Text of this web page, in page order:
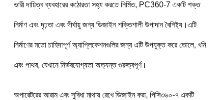
ভারী দায়িত্ব ব্যবহারের কঠোরতা সহ্য করতে নির্মিত, PC360-7 একটি শক্ত
নির্মাণ এবং দৃঢ়তা এবং দীর্ঘায়ু জন্য ডিজাইন শক্তিশালী উপাদান বৈশিষ্ট্য।এটি
নির্মাণের মতো চাহিদাপূর্ণ অ্যাপ্লিকেশনগুলির জন্য এটি উপযুক্ত করে তোলে, খনি
এবং পাথর, যেখানে নির্ভরযোগ্যতা অত্যন্ত গুরুত্বপূর্ণ।
অপারেটরের আরাম এবং সুবিধা মাথায় রেখে ডিজাইন করা, পিসি৩৬০-৭ একটি